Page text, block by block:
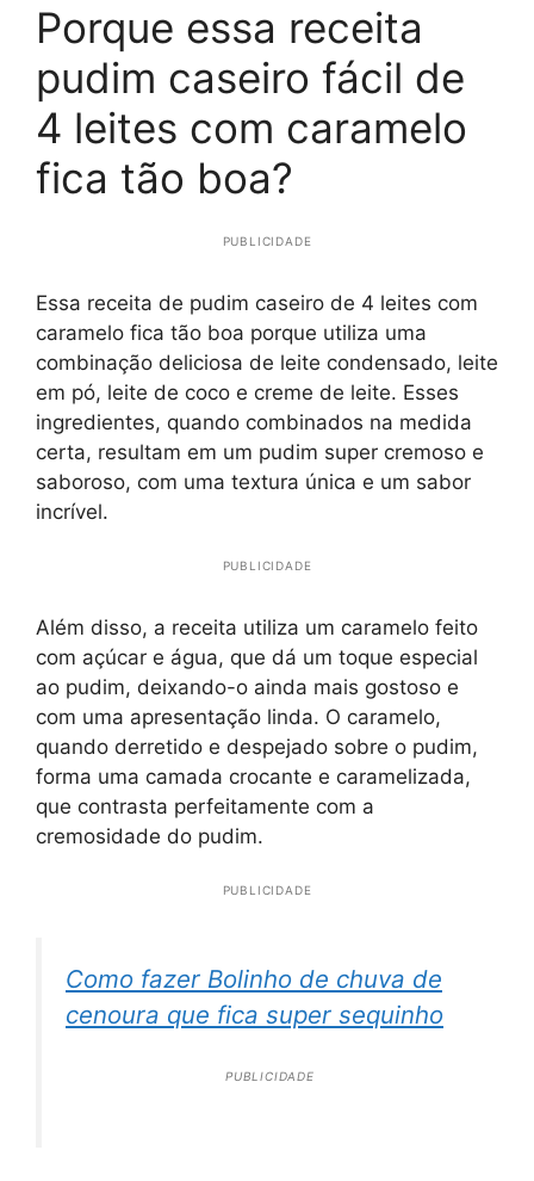
Porque essa receita
pudim caseiro fácil de
4 leites com caramelo
fica tão boa?
PUBLICIDADE
Essa receita de pudim caseiro de 4 leites com
caramelo fica tão boa porque utiliza uma
combinação deliciosa de leite condensado, leite
em pó, leite de coco e creme de leite. Esses
ingredientes, quando combinados na medida
certa, resultam em um pudim super cremoso e
saboroso, com uma textura única e um sabor
incrível.
PUBLICIDADE
Além disso, a receita utiliza um caramelo feito
com açúcar e água, que dá um toque especial
ao pudim, deixando-o ainda mais gostoso e
com uma apresentação linda. O caramelo,
quando derretido e despejado sobre o pudim,
forma uma camada crocante e caramelizada,
que contrasta perfeitamente com a
cremosidade do pudim.
PUBLICIDADE
Como fazer Bolinho de chuva de
cenoura que fica super sequinho
PUBLICIDADE